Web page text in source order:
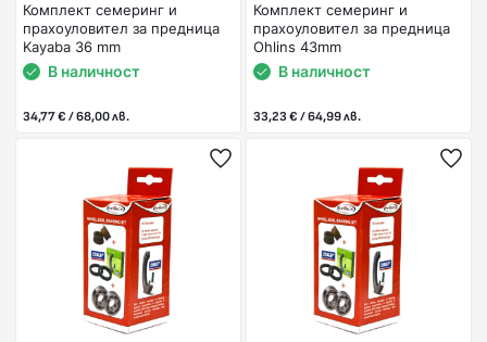
Комплект семеринг и
прахоуловител за предница
Kayaba 36 mm
В наличност
34,77 € / 68,00 лв.
Комплект семеринг и
прахоуловител за предница
Ohlins 43mm
В наличност
33,23 € / 64,99 лв.